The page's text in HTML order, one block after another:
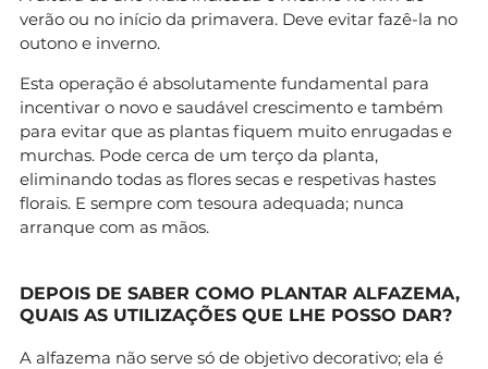
verão ou no início da primavera. Deve evitar fazê-la no
outono e inverno.
Esta operação é absolutamente fundamental para
incentivar o novo e saudável crescimento e também
para evitar que as plantas fiquem muito enrugadas e
murchas. Pode cerca de um terço da planta,
eliminando todas as flores secas e respetivas hastes
florais. E sempre com tesoura adequada; nunca
arranque com as mãos.
DEPOIS DE SABER COMO PLANTAR ALFAZEMA,
QUAIS AS UTILIZAÇÕES QUE LHE POSSO DAR?
A alfazema não serve só de objetivo decorativo; ela é